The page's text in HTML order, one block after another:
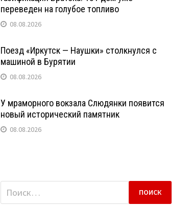
переведен на голубое топливо
08.08.2026
Поезд «Иркутск — Наушки» столкнулся с
машиной в Бурятии
08.08.2026
У мраморного вокзала Слюдянки появится
новый исторический памятник
08.08.2026
Найти: